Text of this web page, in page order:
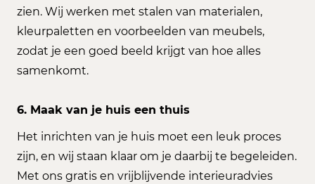
zien. Wij werken met stalen van materialen,
kleurpaletten en voorbeelden van meubels,
zodat je een goed beeld krijgt van hoe alles
samenkomt.
6. Maak van je huis een thuis
Het inrichten van je huis moet een leuk proces
zijn, en wij staan klaar om je daarbij te begeleiden.
Met ons gratis en vrijblijvende interieuradvies